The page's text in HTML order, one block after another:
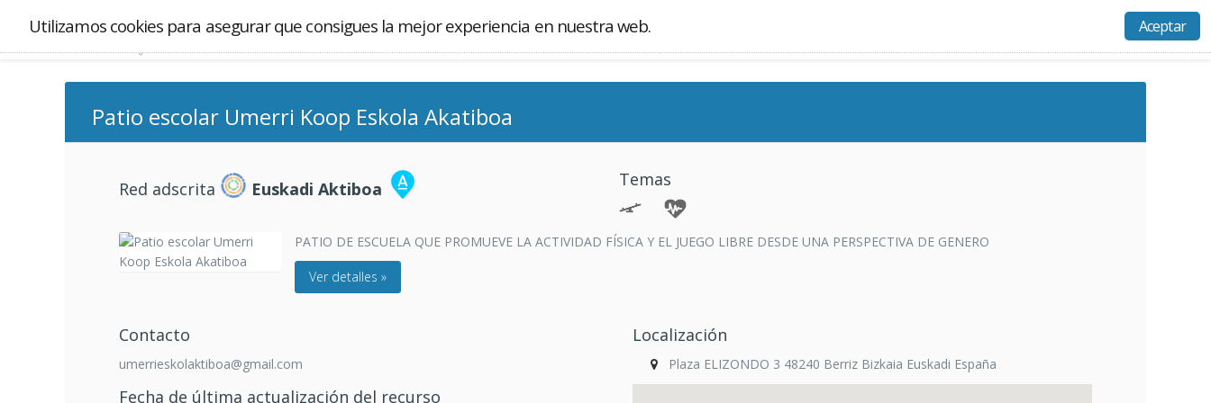
Utilizamos cookies para asegurar que consigues la mejor experiencia en nuestra web. Aceptar
Acceso
Patio escolar Umerri Koop Eskola Akatiboa
Red adscrita Euskadi Aktiboa Temas
PATIO DE ESCUELA QUE PROMUEVE LA ACTIVIDAD FÍSICA Y EL JUEGO LIBRE DESDE UNA PERSPECTIVA DE GENERO
Ver detalles »
Contacto
umerrieskolaktiboa@gmail.com
Fecha de última actualización del recurso
Localización
Plaza ELIZONDO 3 48240 Berriz Bizkaia Euskadi España